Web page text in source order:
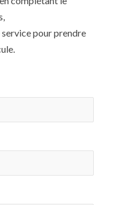
pour prendre